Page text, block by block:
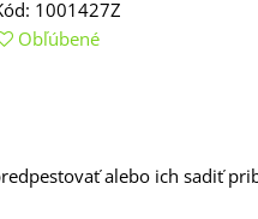
1001427Z
Obľúbené
alebo ich sadiť